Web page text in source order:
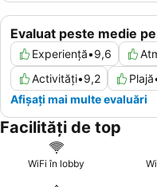
Evaluat peste medie
Experiență•9,6
Activități•9,2 Plajă
Afișați mai multe evaluări
Facilități de top
WiFi în lobby